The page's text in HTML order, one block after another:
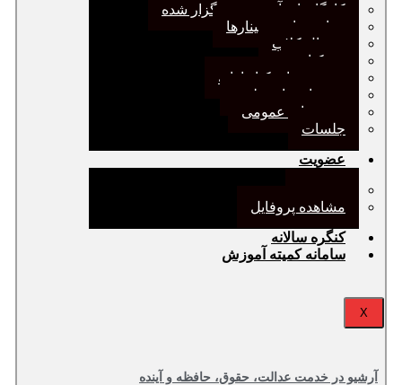
کارگاههای آموزشی برگزار شده
همایش‌ها و سمینارها
ژورنال کلاب
نقد کتاب
دورهمی‌های کتابدارانه
سخنرانی‌های علمی
مجمع‌های عمومی
جلسات
عضویت
مشاهده پروفایل
کنگره سالانه
سامانه کمیته آموزش
X
آرشیو در خدمت عدالت، حقوق، حافظه و آینده‌